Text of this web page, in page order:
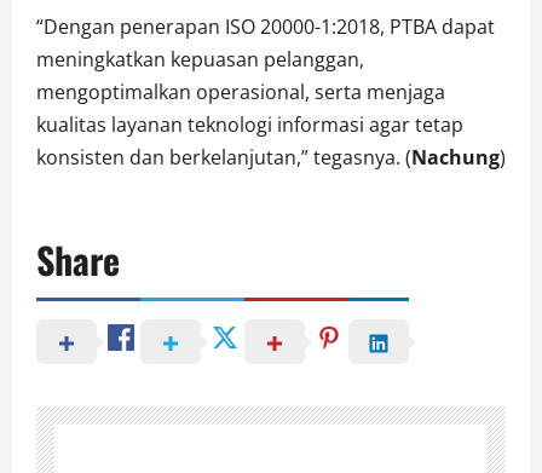
“Dengan penerapan ISO 20000-1:2018, PTBA dapat
meningkatkan kepuasan pelanggan,
mengoptimalkan operasional, serta menjaga
kualitas layanan teknologi informasi agar tetap
konsisten dan berkelanjutan,” tegasnya. (Nachung)
Share